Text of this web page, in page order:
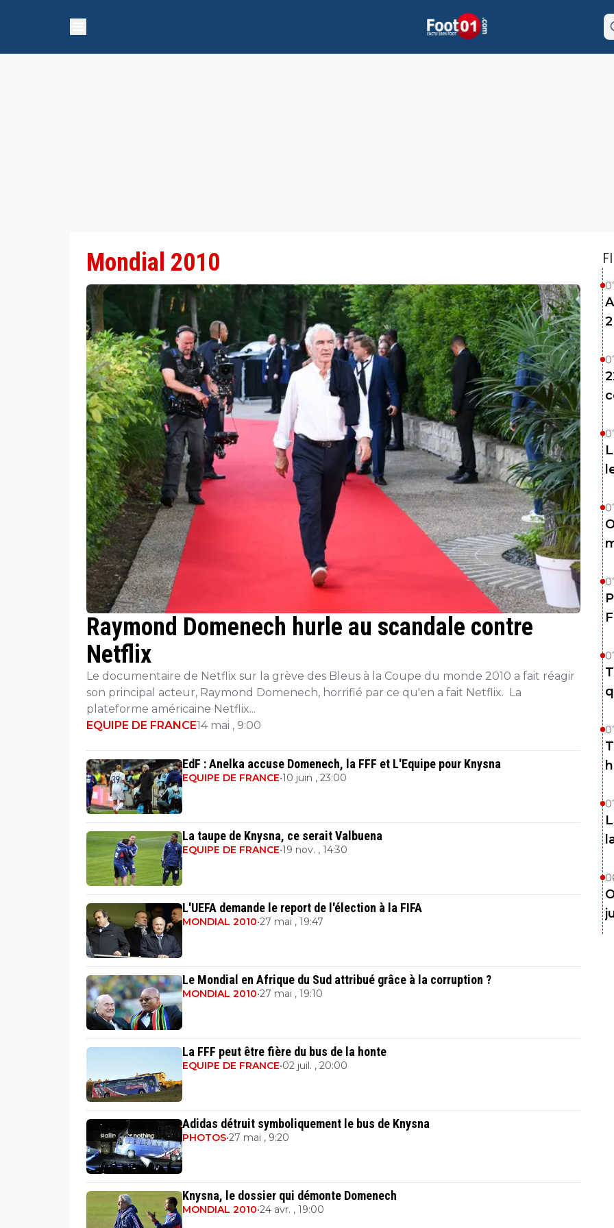
Mondial 2010
Raymond Domenech hurle au scandale contre
Netflix
Le documentaire de Netflix sur la grève des Bleus à la Coupe du monde 2010 a fait réagir
son principal acteur, Raymond Domenech, horrifié par ce qu'en a fait Netflix. La
plateforme américaine Netflix...
EQUIPE DE FRANCE14 mai , 9:00
EdF : Anelka accuse Domenech, la FFF et L'Equipe pour Knysna
EQUIPE DE FRANCE•10 juin , 23:00
La taupe de Knysna, ce serait Valbuena
EQUIPE DE FRANCE•19 nov. , 14:30
L'UEFA demande le report de l'élection à la FIFA
MONDIAL 2010•27 mai , 19:47
Le Mondial en Afrique du Sud attribué grâce à la corruption ?
MONDIAL 2010•27 mai , 19:10
La FFF peut être fière du bus de la honte
EQUIPE DE FRANCE•02 juil. , 20:00
Adidas détruit symboliquement le bus de Knysna
PHOTOS•27 mai , 9:20
Knysna, le dossier qui démonte Domenech
MONDIAL 2010•24 avr. , 19:00